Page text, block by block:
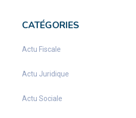
CATÉGORIES
Actu Fiscale
Actu Juridique
Actu Sociale